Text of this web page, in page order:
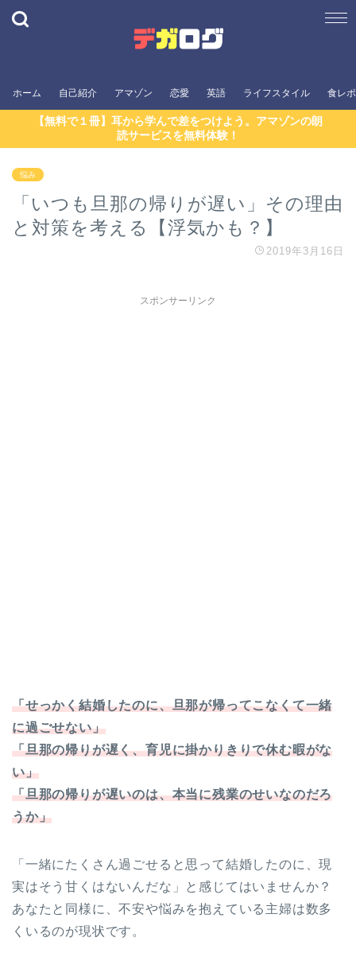
ホーム 自己紹介 アマゾン 恋愛 英語 ライフスタイル 食レポ
【無料で１冊】耳から学んで差をつけよう。アマゾンの朗
読サービスを無料体験！
悩み
「いつも旦那の帰りが遅い」その理由
と対策を考える【浮気かも？】
2019年3月16日
スポンサーリンク
「せっかく結婚したのに、旦那が帰ってこなくて一緒
に過ごせない」
「旦那の帰りが遅く、育児に掛かりきりで休む暇がな
い」
「旦那の帰りが遅いのは、本当に残業のせいなのだろ
うか」
「一緒にたくさん過ごせると思って結婚したのに、現
実はそう甘くはないんだな」と感じてはいませんか？
あなたと同様に、不安や悩みを抱えている主婦は数多
くいるのが現状です。